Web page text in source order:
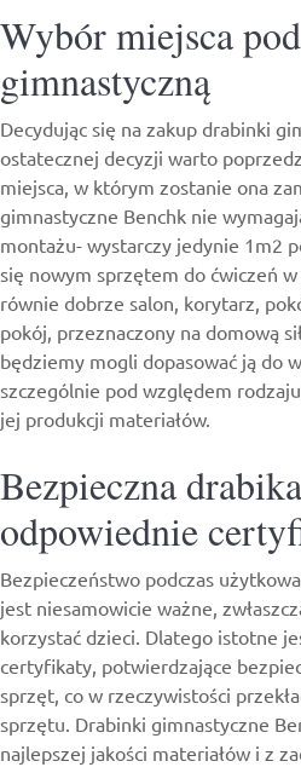
Wybór miejsca
gimnastyczną
Decydując się na zakup drabinki
ostatecznej decyzji warto
miejsca, w którym zostanie ona
gimnastyczne Benchk nie
montażu- wystarczy jedynie 1m2
się nowym sprzętem do ćwiczeń
równie dobrze salon, korytarz,
pokój, przeznaczony na domową
będziemy mogli dopasować ją do
szczególnie pod względem
jej produkcji materiałów.
Bezpieczna
odpowiednie
Bezpieczeństwo podczas
jest niesamowicie ważne,
korzystać dzieci. Dlatego istotne
certyfikaty, potwierdzające
sprzęt, co w rzeczywistości
sprzętu. Drabinki gimnastyczne
najlepszej jakości materiałów i z